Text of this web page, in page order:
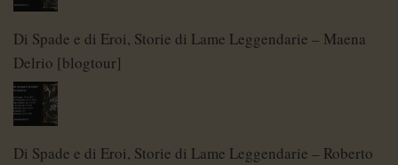
Di Spade e di Eroi, Storie di Lame Leggendarie – Maena
Delrio [blogtour]
Di Spade e di Eroi, Storie di Lame Leggendarie – Roberto